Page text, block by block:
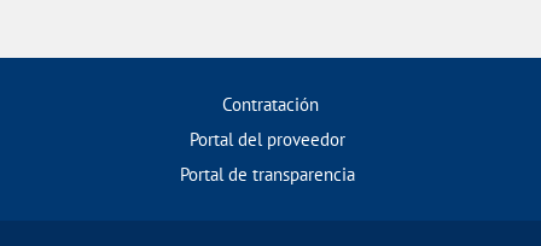
Contratación
Portal del proveedor
Portal de transparencia